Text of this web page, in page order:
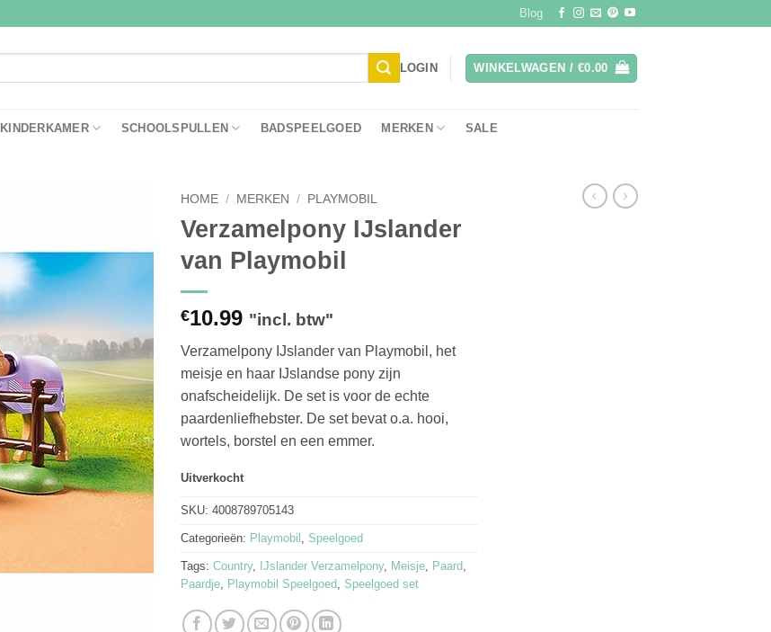
Blog
LOGIN WINKELWAGEN / €0.00
KINDERKAMER SCHOOLSPULLEN BADSPEELGOED MERKEN SALE
aan
verlanglijst
HOME / MERKEN / PLAYMOBIL
Verzamelpony IJslander
van Playmobil
€10.99 "incl. btw"
Verzamelpony IJslander van Playmobil, het
meisje en haar IJslandse pony zijn
onafscheidelijk. De set is voor de echte
paardenliefhebster. De set bevat o.a. hooi,
wortels, borstel en een emmer.
Uitverkocht
SKU: 4008789705143
Categorieën: Playmobil , Speelgoed
Tags: Country, IJslander Verzamelpony, Meisje, Paard,
Paardje, Playmobil Speelgoed, Speelgoed set